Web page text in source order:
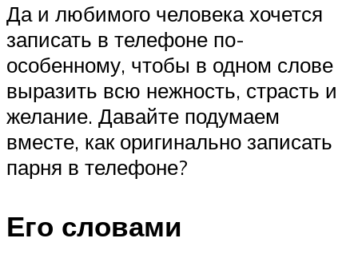
Да и любимого человека хочется
записать в телефоне по-
особенному, чтобы в одном слове
выразить всю нежность, страсть и
желание. Давайте подумаем
вместе, как оригинально записать
парня в телефоне?
Его словами